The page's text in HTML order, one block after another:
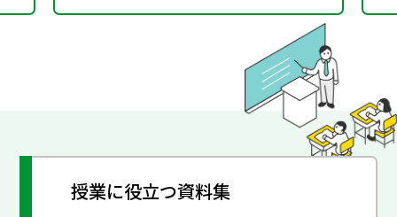
授業に役立つ資料集